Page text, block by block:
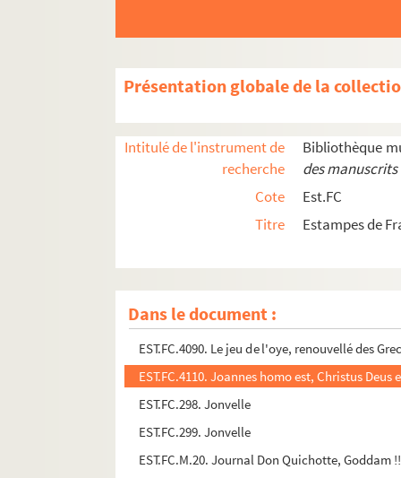
Présentation globale de la
Intitulé de l'instrument de
recherche
Bibliothèque
des
Cote
Est.FC
Titre
Estampes de
Dans le document :
EST.FC.227. Intérieur des ruines du Château
EST.FC.228. Intérieur des ruines du Château
EST.FC.3984. Intérieur d'une baraque de
EST.FC.338. Ire vue du château de
EST.FC.342 1. Ire vue du château de
EST.FC.M.43. Jean Gigoux
EST.FC.M.202. Jean Jacques Chifflet
EST.FC.4153. Jesus Maria Ioseph
EST.FC.4090. Le jeu de l'oye, renouvellé des
EST.FC.4110. Joannes homo est, Christus
EST.FC.298. Jonvelle
EST.FC.299. Jonvelle
EST.FC.M.20. Journal Don Quichotte, Goddam